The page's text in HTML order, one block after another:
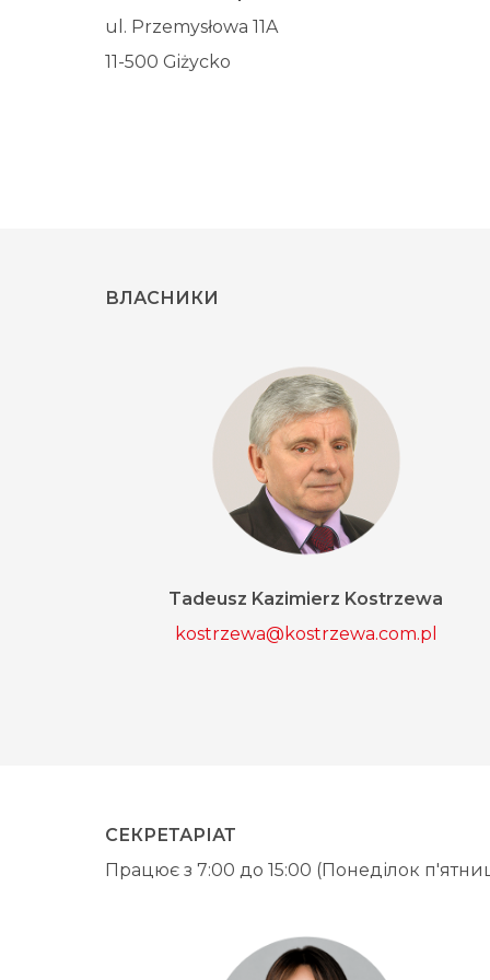
ul. Przemysłowa 11A
11-500 Giżycko
ВЛАСНИКИ
Tadeusz Kazimierz Kostrzewa
kostrzewa@kostrzewa.com.pl
СЕКРЕТАРІАТ
Працює з 7:00 до 15:00 (Понеділок